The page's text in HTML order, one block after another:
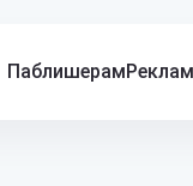
Паблишерам